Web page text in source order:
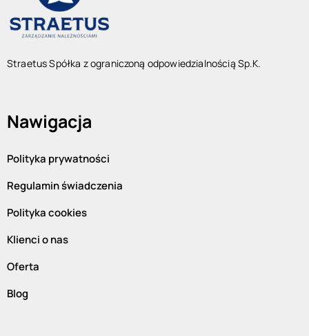
Straetus Spółka z ograniczoną odpowiedzialnością Sp.K.
Nawigacja
Polityka prywatności
Regulamin świadczenia
Polityka cookies
Klienci o nas
Oferta
Blog